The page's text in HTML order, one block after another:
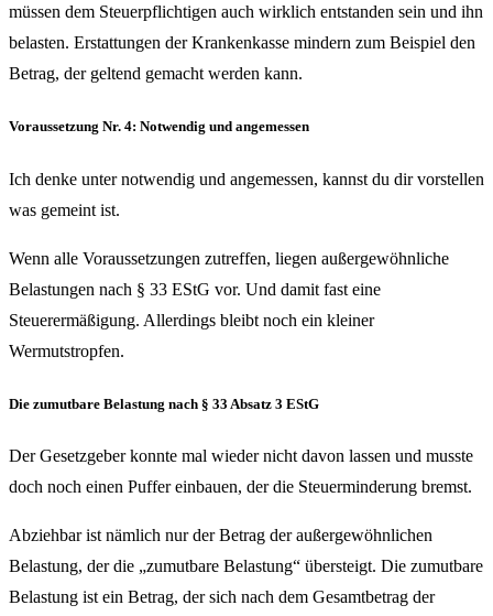
müssen dem Steuerpflichtigen auch wirklich entstanden sein und ihn
belasten. Erstattungen der Krankenkasse mindern zum Beispiel den
Betrag, der geltend gemacht werden kann.
Voraussetzung Nr. 4: Notwendig und angemessen
Ich denke unter notwendig und angemessen, kannst du dir vorstellen
was gemeint ist.
Wenn alle Voraussetzungen zutreffen, liegen außergewöhnliche
Belastungen nach § 33 EStG vor. Und damit fast eine
Steuerermäßigung. Allerdings bleibt noch ein kleiner
Wermutstropfen.
Die zumutbare Belastung nach § 33 Absatz 3 EStG
Der Gesetzgeber konnte mal wieder nicht davon lassen und musste
doch noch einen Puffer einbauen, der die Steuerminderung bremst.
Abziehbar ist nämlich nur der Betrag der außergewöhnlichen
Belastung, der die „zumutbare Belastung“ übersteigt. Die zumutbare
Belastung ist ein Betrag, der sich nach dem Gesamtbetrag der